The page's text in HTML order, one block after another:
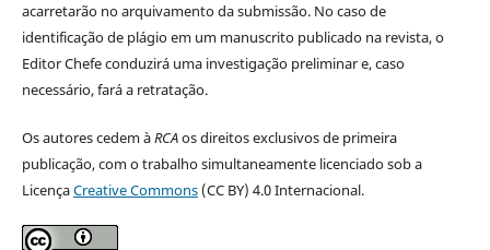
acarretarão no arquivamento da submissão. No caso de
identificação de plágio em um manuscrito publicado na revista, o
Editor Chefe conduzirá uma investigação preliminar e, caso
necessário, fará a retratação.
Os autores cedem àRCAos direitos exclusivos de primeira
publicação, com o trabalho simultaneamente licenciado sob a
LicençaCreative Commons(CC BY) 4.0 Internacional.